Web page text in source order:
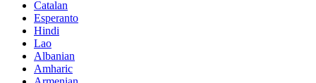
Catalan
Esperanto
Hindi
Lao
Albanian
Amharic